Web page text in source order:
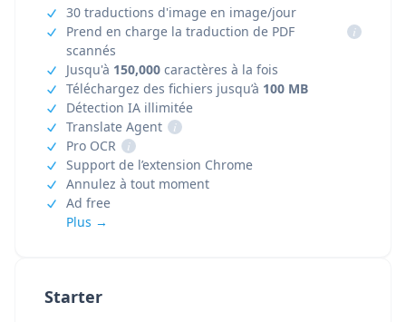
Starter
30 traductions d'image en image/jour
Prend en charge la traduction de PDF
scannés
i
Jusqu'à 150,000 caractères à la fois
Téléchargez des fichiers jusqu’à 100 MB
Détection IA illimitée
Translate Agent
i
Pro OCR
i
Support de l’extension Chrome
Annulez à tout moment
Ad free
Plus →